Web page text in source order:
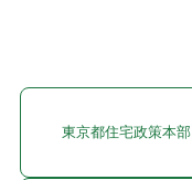
東京都住宅政策本部